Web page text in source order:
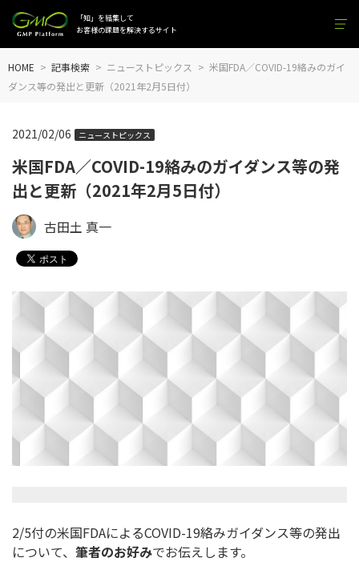
「知」を結集して
お客様の課題を解決するサイト
HOME 記事検索 ニューストピックス
米国FDA／COVID-19絡みのガイ
ダンス等の発出と更新（2021年2月5日付）
米国FDA／COVID-19絡みのガイダンス等の発
出と更新（2021年2月5日付）
2021/02/06 ニューストピックス
古田土 真一
2/5付の米国FDAによるCOVID-19絡みガイダンス等の発出
について、 筆者のお好みでお伝えします。